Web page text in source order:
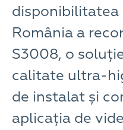
disponibilitatea
România a
S3008, o
calitate ultra-
de instalat și
aplicația de